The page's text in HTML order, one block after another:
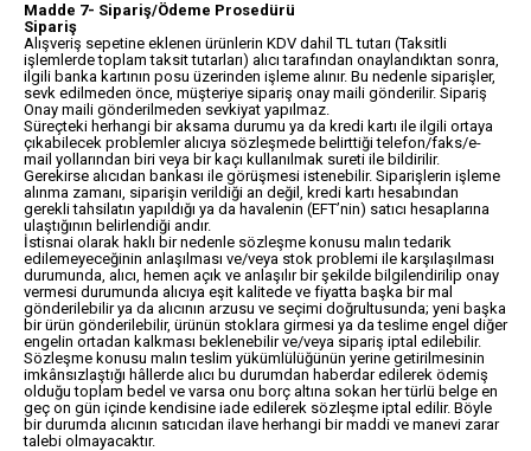
Madde 7- Sipariş/Ödeme Prosedürü
Sipariş
Alışveriş sepetine eklenen ürünlerin KDV dahil TL tutarı (Taksitli
işlemlerde toplam taksit tutarları) alıcı tarafından onaylandıktan sonra,
ilgili banka kartının posu üzerinden işleme alınır. Bu nedenle siparişler,
sevk edilmeden önce, müşteriye sipariş onay maili gönderilir. Sipariş
Onay maili gönderilmeden sevkiyat yapılmaz.
Süreçteki herhangi bir aksama durumu ya da kredi kartı ile ilgili ortaya
çıkabilecek problemler alıcıya sözleşmede belirttiği telefon/faks/e-
mail yollarından biri veya bir kaçı kullanılmak sureti ile bildirilir.
Gerekirse alıcıdan bankası ile görüşmesi istenebilir. Siparişlerin işleme
alınma zamanı, siparişin verildiği an değil, kredi kartı hesabından
gerekli tahsilatın yapıldığı ya da havalenin (EFT’nin) satıcı hesaplarına
ulaştığının belirlendiği andır.
İstisnai olarak haklı bir nedenle sözleşme konusu malın tedarik
edilemeyeceğinin anlaşılması ve/veya stok problemi ile karşılaşılması
durumunda, alıcı, hemen açık ve anlaşılır bir şekilde bilgilendirilip onay
vermesi durumunda alıcıya eşit kalitede ve fiyatta başka bir mal
gönderilebilir ya da alıcının arzusu ve seçimi doğrultusunda; yeni başka
bir ürün gönderilebilir, ürünün stoklara girmesi ya da teslime engel diğer
engelin ortadan kalkması beklenebilir ve/veya sipariş iptal edilebilir.
Sözleşme konusu malın teslim yükümlülüğünün yerine getirilmesinin
imkânsızlaştığı hâllerde alıcı bu durumdan haberdar edilerek ödemiş
olduğu toplam bedel ve varsa onu borç altına sokan her türlü belge en
geç on gün içinde kendisine iade edilerek sözleşme iptal edilir. Böyle
bir durumda alıcının satıcıdan ilave herhangi bir maddi ve manevi zarar
talebi olmayacaktır.